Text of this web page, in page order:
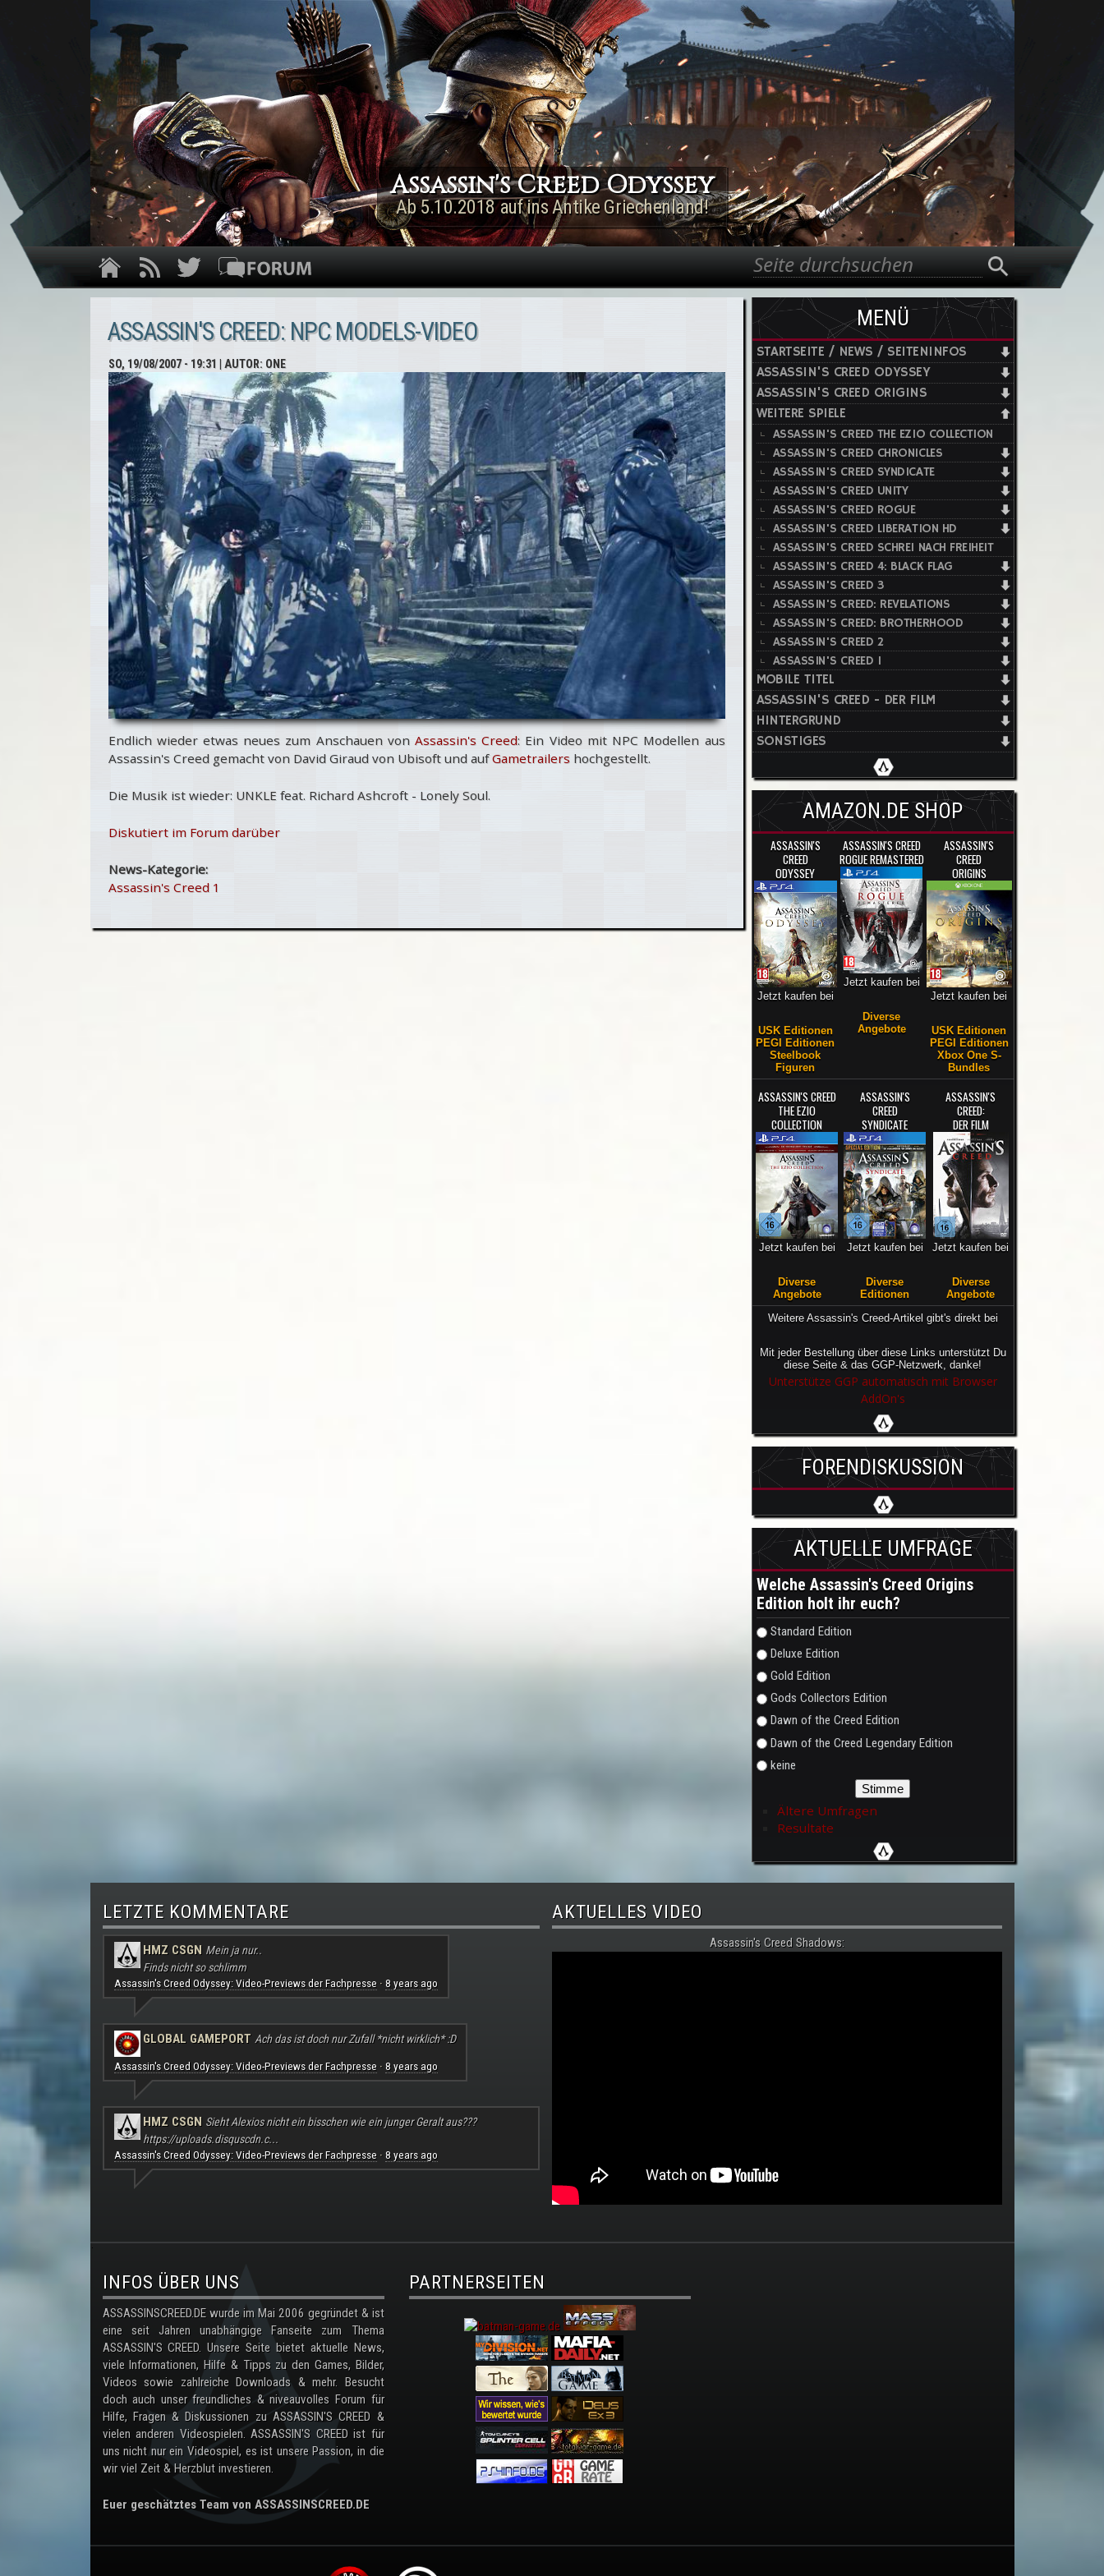
Direkt zum Inhalt
Assassin's Creed Rogue
Remastered
Jetzt für PS4 & Xbox One!
Suchformular
Suche
ASSASSIN'S CREED: NPC MODELS-VIDEO
SO, 19/08/2007 - 19:31 | AUTOR: ONE
Endlich wieder etwas neues zum Anschauen von Assassin's Creed: Ein Video mit NPC Modellen aus
Assassin's Creed gemacht von David Giraud von Ubisoft und aufGametrailershochgestellt.
Die Musik ist wieder: UNKLE feat. Richard Ashcroft - Lonely Soul.
Diskutiert im Forum darüber
News-Kategorie:
Assassin's Creed 1
MENÜ
STARTSEITE / NEWS / SEITENINFOS
ASSASSIN'S CREED ODYSSEY
ASSASSIN'S CREED ORIGINS
WEITERE SPIELE
ASSASSIN'S CREED THE EZIO COLLECTION
ASSASSIN'S CREED CHRONICLES
ASSASSIN'S CREED SYNDICATE
ASSASSIN'S CREED UNITY
ASSASSIN'S CREED ROGUE
ASSASSIN'S CREED LIBERATION HD
ASSASSIN'S CREED SCHREI NACH FREIHEIT
ASSASSIN'S CREED 4: BLACK FLAG
ASSASSIN'S CREED 3
ASSASSIN'S CREED: REVELATIONS
ASSASSIN'S CREED: BROTHERHOOD
ASSASSIN'S CREED 2
ASSASSIN'S CREED 1
MOBILE TITEL
ASSASSIN'S CREED - DER FILM
HINTERGRUND
SONSTIGES
AMAZON.DE SHOP
ASSASSIN'S
CREED
ODYSSEY
Jetzt kaufen bei
USK Editionen
PEGI Editionen
Steelbook
Figuren
ASSASSIN'S CREED
ROGUE REMASTERED
Jetzt kaufen bei
Diverse
Angebote
ASSASSIN'S
CREED
ORIGINS
Jetzt kaufen bei
USK Editionen
PEGI Editionen
Xbox One S-
Bundles
ASSASSIN'S CREED
THE EZIO
COLLECTION
Jetzt kaufen bei
Diverse
Angebote
ASSASSIN'S
CREED
SYNDICATE
Jetzt kaufen bei
Diverse
Editionen
ASSASSIN'S
CREED:
DER FILM
Jetzt kaufen bei
Diverse
Angebote
Weitere Assassin's Creed-Artikel gibt's direkt bei
Mit jeder Bestellung über diese Links unterstützt Du
diese Seite & das GGP-Netzwerk, danke!
Unterstütze GGP automatisch mit Browser
AddOn's
FORENDISKUSSION
AKTUELLE UMFRAGE
Welche Assassin's Creed Origins
Edition holt ihr euch?
Auswahlmöglichkeiten
Standard Edition
Deluxe Edition
Gold Edition
Gods Collectors Edition
Dawn of the Creed Edition
Dawn of the Creed Legendary Edition
keine
Ältere Umfragen
Resultate
LETZTE KOMMENTARE
HMZ CSGN Mein ja nur..
Finds nicht so schlimm
Assassin's Creed Odyssey: Video-Previews der Fachpresse· 8 years ago
GLOBAL GAMEPORT Ach das ist doch nur Zufall *nicht wirklich* :D
Assassin's Creed Odyssey: Video-Previews der Fachpresse· 8 years ago
HMZ CSGN Sieht Alexios nicht ein bisschen wie ein junger Geralt aus???
https://uploads.disquscdn.c...
Assassin's Creed Odyssey: Video-Previews der Fachpresse· 8 years ago
AKTUELLES VIDEO
Assassin's Creed Shadows:
.
INFOS ÜBER UNS
ASSASSINSCREED.DE wurde im Mai 2006 gegründet & ist
eine seit Jahren unabhängige Fanseite zum Thema
ASSASSIN'S CREED. Unsere Seite bietet aktuelle News,
viele Informationen, Hilfe & Tipps zu den Games, Bilder,
Videos sowie zahlreiche Downloads & mehr. Besucht
doch auch unser freundliches & niveauvolles Forum für
Hilfe, Fragen & Diskussionen zu ASSASSIN'S CREED &
vielen anderen Videospielen. ASSASSIN'S CREED ist für
uns nicht nur ein Videospiel, es ist unsere Passion, in die
wir viel Zeit & Herzblut investieren.
Euer geschätztes Team von ASSASSINSCREED.DE
PARTNERSEITEN